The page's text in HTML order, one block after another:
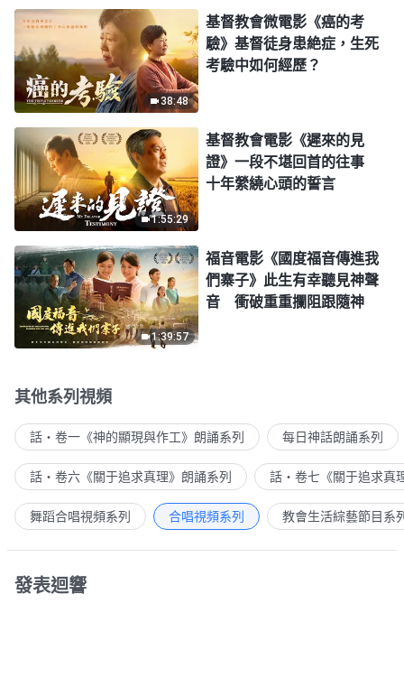
38:48
基督教會微電影《癌的考
驗》基督徒身患絶症，生死
考驗中如何經歷？
1:55:29
基督教會電影《遲來的見
證》一段不堪回首的往事
十年縈繞心頭的誓言
1:39:57
福音電影《國度福音傳進我
們寨子》此生有幸聽見神聲
音 衝破重重攔阻跟隨神
其他系列視頻
話・卷一《神的顯現與作工》朗誦系列 每日神話朗誦系列
話・卷六《關于追求真理》朗誦系列 話・卷七《關于追求真
舞蹈合唱視頻系列 合唱視頻系列 教會生活綜藝節目系
發表迴響